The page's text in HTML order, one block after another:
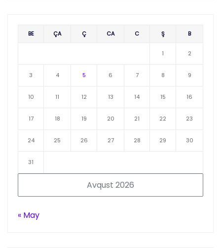
Avqust 2026
BE ÇA Ç CA C Ş B
1 2
3 4 5 6 7 8 9
10 11 12 13 14 15 16
17 18 19 20 21 22 23
24 25 26 27 28 29 30
31
« May